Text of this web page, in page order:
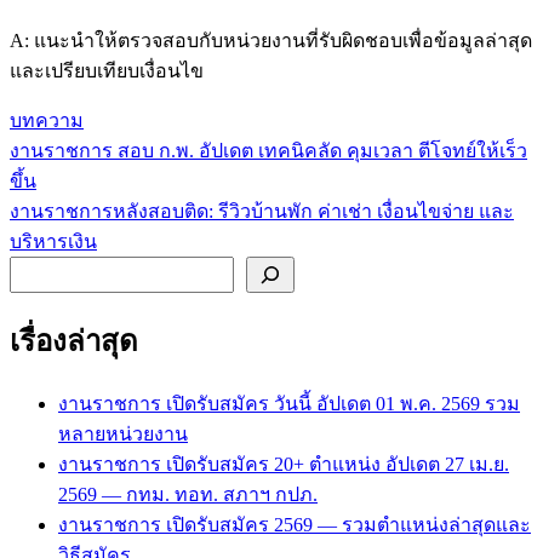
A: แนะนำให้ตรวจสอบกับหน่วยงานที่รับผิดชอบเพื่อข้อมูลล่าสุด
และเปรียบเทียบเงื่อนไข
บทความ
แนะแนว
เรื่อง
งานราชการ สอบ ก.พ. อัปเดต เทคนิคลัด คุมเวลา ตีโจทย์ให้เร็ว
ขึ้น
งานราชการหลังสอบติด: รีวิวบ้านพัก ค่าเช่า เงื่อนไขจ่าย และ
บริหารเงิน
เรื่องล่าสุด
งานราชการ เปิดรับสมัคร วันนี้ อัปเดต 01 พ.ค. 2569 รวม
หลายหน่วยงาน
งานราชการ เปิดรับสมัคร 20+ ตำแหน่ง อัปเดต 27 เม.ย.
2569 — กทม. ทอท. สภาฯ กปภ.
งานราชการ เปิดรับสมัคร 2569 — รวมตำแหน่งล่าสุดและ